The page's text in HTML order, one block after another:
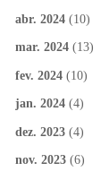
abr. 2024 (10)
mar. 2024 (13)
fev. 2024 (10)
jan. 2024 (4)
dez. 2023 (4)
nov. 2023 (6)